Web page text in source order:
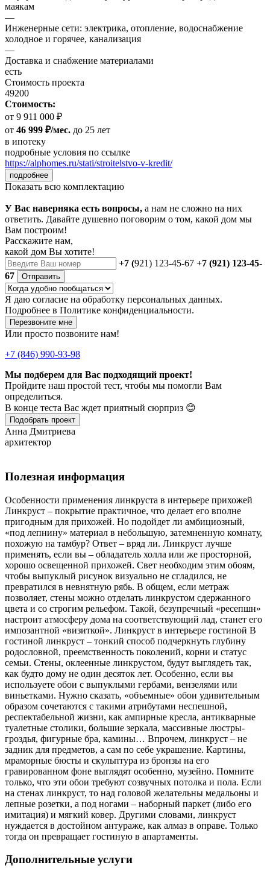
маякам
—
Инженерные сети: электрика, отопление, водоснабжение
холодное и горячее, канализация
—
Доставка и снабжение материалами
есть
Стоимость проекта
49200
Стоимость:
от 9 911 000 ₽
от 46 999 ₽/мес. до 25 лет
в ипотеку
подробные условия по ссылке
https://alphomes.ru/stati/stroitelstvo-v-kredit/
подробнее
Показать всю комплектацию
У Вас наверняка есть вопросы, а нам не сложно на них
ответить. Давайте душевно поговорим о том, какой дом мы
Вам построим!
Расскажите нам,
какой дом Вы хотите!
+7 (921) 123-45-67 +7 (921) 123-45-
67
Отправить
Я даю согласие на обработку персональных данных.
Подробнее в Политике конфиденциальности.
Перезвоните мне
Или просто позвоните нам!
+7 (846) 990-93-98
Мы подберем для Вас подходящий проект!
Пройдите наш простой тест, чтобы мы помогли Вам
определиться.
В конце теста Вас ждет приятный сюрприз 😊
Подобрать проект
Анна Дмитриева
архитектор
Полезная информация
Особенности применения линкруста в интерьере прихожей
Линкруст – покрытие практичное, что делает его вполне
пригодным для прихожей. Но подойдет ли амбициозный,
«под лепнину» материал в небольшую, затемненную комнату,
похожую на тамбур? Ответ – вряд ли. Линкруст лучше
применять, если вы – обладатель холла или же просторной,
хорошо освещенной прихожей. Свет необходим этим обоям,
чтобы выпуклый рисунок визуально не сгладился, не
превратился в невнятную рябь. В общем, если метраж
позволяет, стены можно отделать линкрустом сдержанного
цвета и со строгим рельефом. Такой, безупречный «ресепшн»
настроит атмосферу дома на соответствующий лад, станет его
импозантной «визиткой». Линкруст в интерьере гостиной В
гостиной линкруст – тонкий способ подчеркнуть глубину
родословной, преемственность поколений, корни и статус
семьи. Стены, оклеенные линкрустом, будут выглядеть так,
как будто дому не один десяток лет. Особенно, если вы
используете обои с выпуклыми гербами, вензелями или
виньетками. Нужно сказать, «объемные» обои удивительным
образом сочетаются с такими атрибутами неспешной,
респектабельной жизни, как ампирные кресла, антикварные
туалетные столики, большие зеркала, массивные люстры-
гроздья, фигурные бра, камины… Впрочем, линкруст – не
задник для предметов, а сам по себе украшение. Картины,
мраморные бюсты и скульптура из бронзы на его
гравированном фоне выглядят особенно, музейно. Помните
только, что эти обои требуют созвучных потолка и пола. Если
на стенах линкруст, то над головой желательны медальоны и
лепные розетки, а под ногами – наборный паркет (либо его
имитация) и мягкий ковер. Другими словами, линкруст
нуждается в достойном антураже, как алмаз в оправе. Только
тогда он превращает гостиную в апартаменты.
Дополнительные услуги